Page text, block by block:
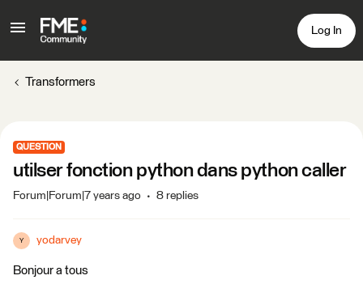
Log In
Transformers
QUESTION
utilser fonction python dans python caller
Forum|Forum|7 years ago 8 replies
Y yodarvey
Bonjour a tous